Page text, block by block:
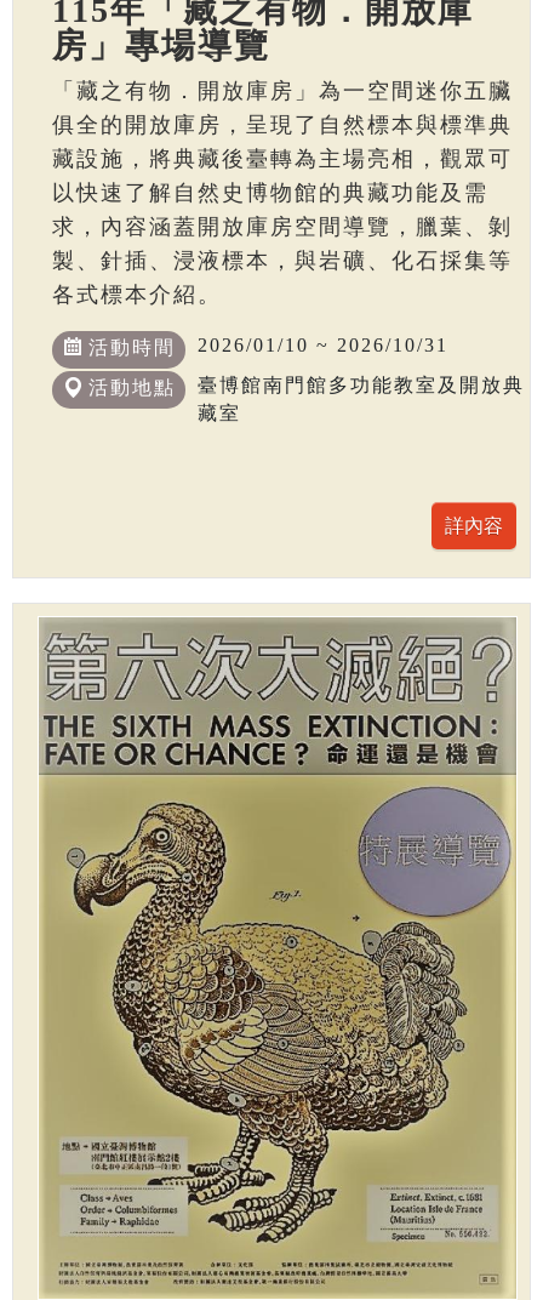
115年「藏之有物．開放庫
房」專場導覽
「藏之有物．開放庫房」為一空間迷你五臟
俱全的開放庫房，呈現了自然標本與標準典
藏設施，將典藏後臺轉為主場亮相，觀眾可
以快速了解自然史博物館的典藏功能及需
求，內容涵蓋開放庫房空間導覽，臘葉、剝
製、針插、浸液標本，與岩礦、化石採集等
各式標本介紹。
活動時間 2026/01/10 ~ 2026/10/31
活動地點
臺博館南門館多功能教室及開放典
藏室